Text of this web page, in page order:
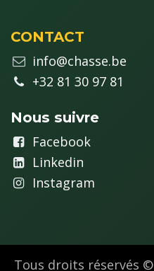
CONTACT
info@chasse.be
+32 81 30 97 81
Nous suivre
Facebook
Linkedin
Instagram
Tous droits réservés ©